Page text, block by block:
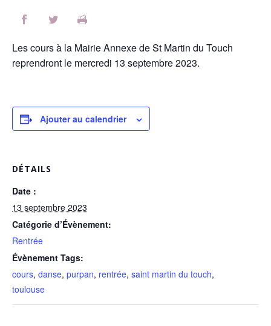
Les cours à la Mairie Annexe de St Martin du Touch
reprendront le mercredi 13 septembre 2023.
Ajouter au calendrier
DÉTAILS
Date :
13 septembre 2023
Catégorie d’Évènement:
Rentrée
Évènement Tags:
cours, danse, purpan, rentrée, saint martin du touch,
toulouse